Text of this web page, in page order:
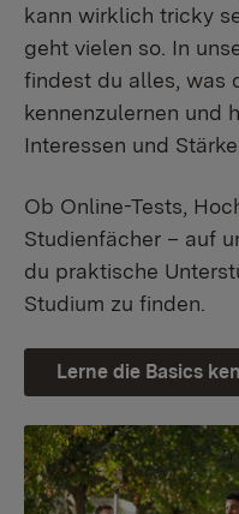
kann wirklich tricky
geht vielen so. In
findest du alles, was
kennenzulernen und
Interessen und
Ob Online-Tests,
Studienfächer – auf
du praktische
Studium zu finden.
Lerne die Basics